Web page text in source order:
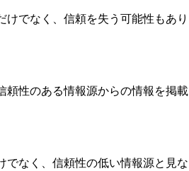
でなく、信頼を失う可能性もあり
頼性のある情報源からの情報を掲載
でなく、信頼性の低い情報源と見な